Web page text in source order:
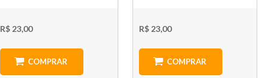
R$ 23,00
COMPRAR
R$ 23,00
COMPRAR